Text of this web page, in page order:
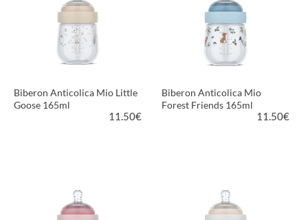
Biberon Anticolica Mio Little
Goose 165ml
11.50€
Biberon Anticolica Mio
Forest Friends 165ml
11.50€